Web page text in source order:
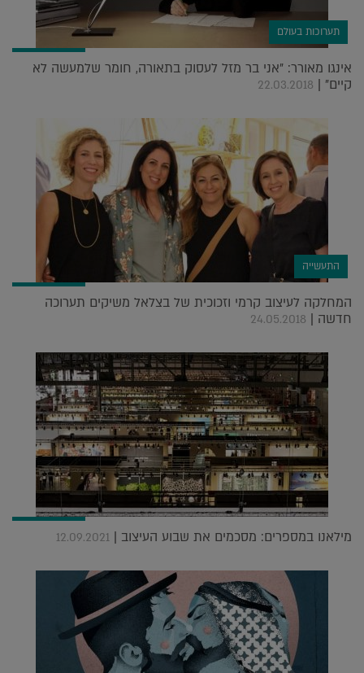
תערוכות בעולם
אינגו מאורר: "אני בר מזל לעסוק בתאורה, חומר שלמעשה לא
קיים" | 22.03.2018
התעשייה
המחלקה לעיצוב קרמי וזכוכית של בצלאל משיקים תערוכה
חדשה | 24.05.2018
מילאנו במספרים: מסכמים את שבוע העיצוב | 12.09.2021